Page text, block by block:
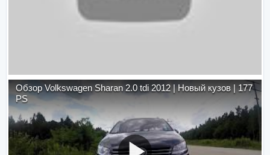
Обзор Volkswagen Sharan 2.0 tdi 2012 | Новый кузов | 177
PS